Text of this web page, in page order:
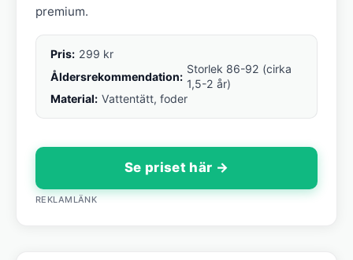
premium.
Pris: 299 kr
Åldersrekommendation:
Storlek 86-92 (cirka
1,5-2 år)
Material: Vattentätt, foder
Se priset här →
REKLAMLÄNK